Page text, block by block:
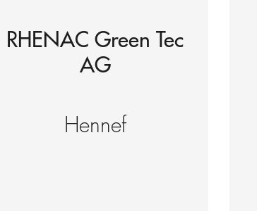
RHENAC Green Tec
AG
Hennef